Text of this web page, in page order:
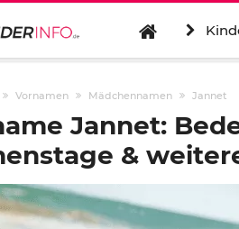
Vornamen Mädchennamen Jannet
Jannet:
&